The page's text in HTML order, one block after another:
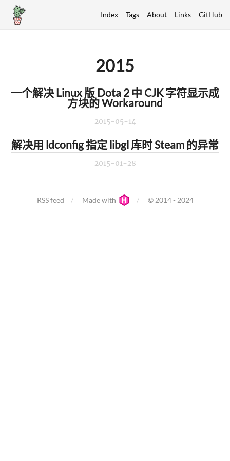
Index Tags About Links GitHub
2015
一个解决 Linux 版 Dota 2 中 CJK 字符显示成
方块的 Workaround
2015-05-14
解决用 ldconfig 指定 libgl 库时 Steam 的异常
2015-01-28
RSS feed Made with © 2014 - 2024